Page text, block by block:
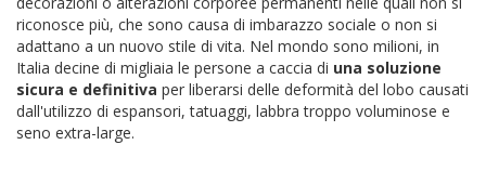
riconosce più, che sono causa di imbarazzo sociale o non si
adattano a un nuovo stile di vita. Nel mondo sono milioni, in
Italia decine di migliaia le persone a caccia di una soluzione
sicura e definitiva per liberarsi delle deformità del lobo causati
dall'utilizzo di espansori, tatuaggi, labbra troppo voluminose e
seno extra-large.